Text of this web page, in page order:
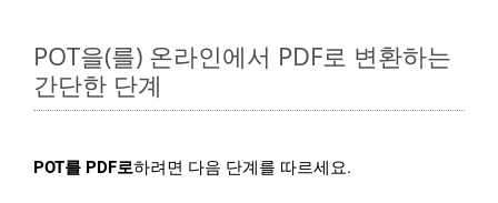
POT을(를) 온라인에서 PDF로 변환하는
간단한 단계
POT를 PDF로하려면 다음 단계를 따르세요.